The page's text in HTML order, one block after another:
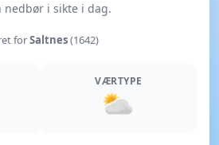
nedbør i sikte i dag.
forSaltnes(1642)
VÆRTYPE